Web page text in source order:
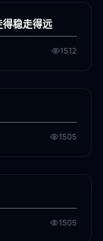
稳走得远
1512
1505
1505